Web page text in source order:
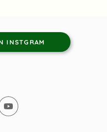
INSTGRAM